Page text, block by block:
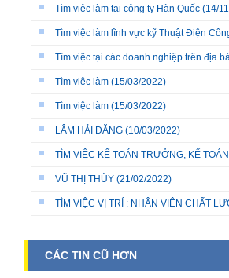
Tìm việc làm tại công ty Hàn Quốc (14/
Tìm việc làm lĩnh vực kỹ Thuật Điện
Tìm việc tại các doanh nghiệp trên địa
Tìm việc làm (15/03/2022)
Tìm việc làm (15/03/2022)
LÂM HẢI ĐĂNG (10/03/2022)
TÌM VIỆC KẾ TOÁN TRƯỞNG, KẾ
VŨ THỊ THÙY (21/02/2022)
TÌM VIỆC VỊ TRÍ : NHÂN VIÊN CHẤT
CÁC TIN CŨ HƠN